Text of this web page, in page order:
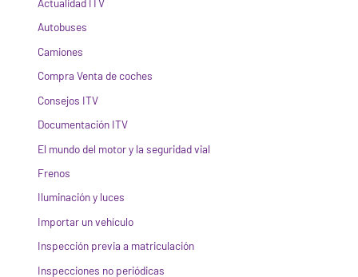
Actualidad ITV
Autobuses
Camiones
Compra Venta de coches
Consejos ITV
Documentación ITV
El mundo del motor y la seguridad vial
Frenos
Iluminación y luces
Importar un vehículo
Inspección previa a matriculación
Inspecciones no periódicas